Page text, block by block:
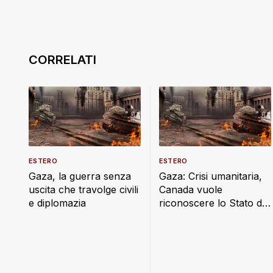
Gaza, la guerra senza
uscita che travolge civili
e diplomazia
ESTERO
Gaza: Crisi umanitaria,
Canada vuole
riconoscere lo Stato di
ESTERO